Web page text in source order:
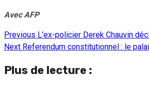
Avec AFP
Continue
Previous L’ex-policier Derek Chauvin
Next Referendum constitutionnel : le
Plus de lecture :